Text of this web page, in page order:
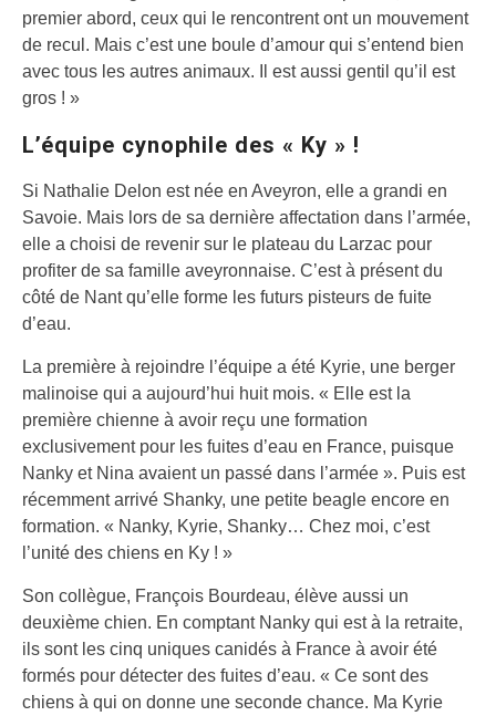
premier abord, ceux qui le rencontrent ont un mouvement
de recul. Mais c’est une boule d’amour qui s’entend bien
avec tous les autres animaux. Il est aussi gentil qu’il est
gros ! »
L’équipe cynophile des « Ky » !
Si Nathalie Delon est née en Aveyron, elle a grandi en
Savoie. Mais lors de sa dernière affectation dans l’armée,
elle a choisi de revenir sur le plateau du Larzac pour
profiter de sa famille aveyronnaise. C’est à présent du
côté de Nant qu’elle forme les futurs pisteurs de fuite
d’eau.
La première à rejoindre l’équipe a été Kyrie, une berger
malinoise qui a aujourd’hui huit mois. « Elle est la
première chienne à avoir reçu une formation
exclusivement pour les fuites d’eau en France, puisque
Nanky et Nina avaient un passé dans l’armée ». Puis est
récemment arrivé Shanky, une petite beagle encore en
formation. « Nanky, Kyrie, Shanky… Chez moi, c’est
l’unité des chiens en Ky ! »
Son collègue, François Bourdeau, élève aussi un
deuxième chien. En comptant Nanky qui est à la retraite,
ils sont les cinq uniques canidés à France à avoir été
formés pour détecter des fuites d’eau. « Ce sont des
chiens à qui on donne une seconde chance. Ma Kyrie